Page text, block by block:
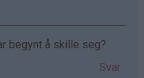
begynt å skille seg?
Svar